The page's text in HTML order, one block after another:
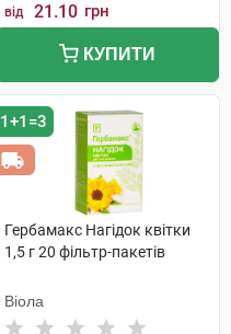
від 21.10 грн
КУПИТИ
1+1=3
Гербамакс Нагідок квітки
1,5 г 20 фільтр-пакетів
Віола